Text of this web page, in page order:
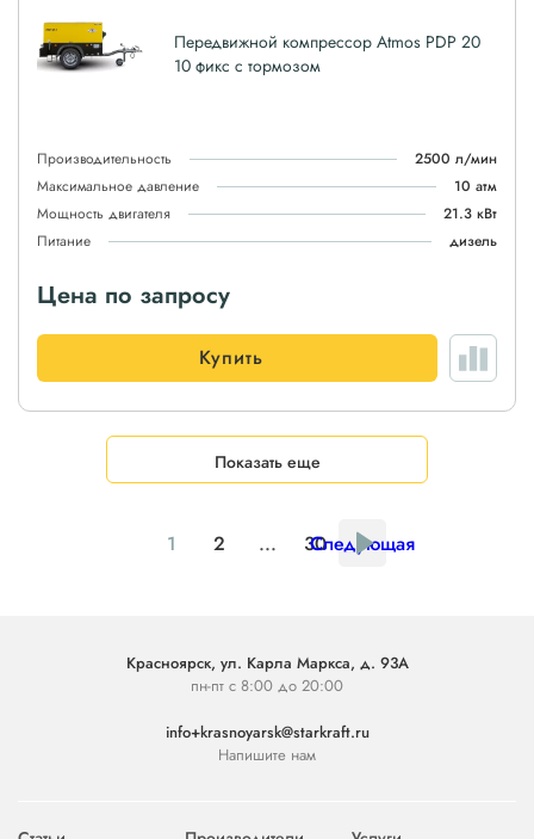
Передвижной компрессор Atmos PDP 20
10 фикс с тормозом
Производительность
2500 л/мин
Максимальное давление
10 атм
Мощность двигателя
21.3 кВт
Питание
дизель
Цена по запросу
Купить
Показать еще
1 2 ... 30
Следующая
Красноярск, ул. Карла Маркса, д. 93А
пн-пт с 8:00 до 20:00
info+krasnoyarsk@starkraft.ru
Напишите нам